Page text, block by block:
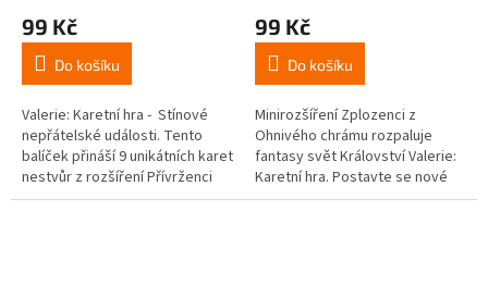
99 Kč
Do košíku
Valerie: Karetní hra - Stínové
nepřátelské události. Tento
balíček přináší 9 unikátních karet
nestvůr z rozšíření Přívrženci
temnoty, které se nyní vrací v
99 Kč
Do košíku
Minirozšíření Zplozenci z
Ohnivého chrámu rozpaluje
fantasy svět Království Valerie:
Karetní hra. Postavte se nové
hrozbě v podobě lávových